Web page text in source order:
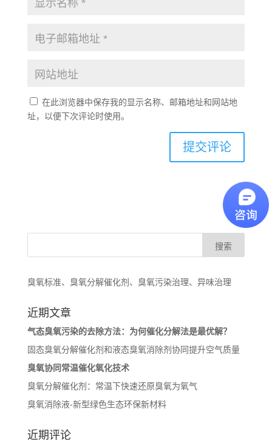
在此浏览器中保存我的显示名称、邮箱地址和网站地
址，以便下次评论时使用。
臭氧标准、臭氧分解催化剂、臭氧污染治理、异味治理
近期文章
气态臭氧污染的去除方法：为何催化分解法是最优解？
固态臭氧分解催化剂和液态臭氧消除剂协同提升空气质量
臭氧协同常温催化氧化技术
臭氧分解催化剂：常温下快速还原臭氧为氧气
臭氧消除液-新型绿色生态环保新材料
近期评论